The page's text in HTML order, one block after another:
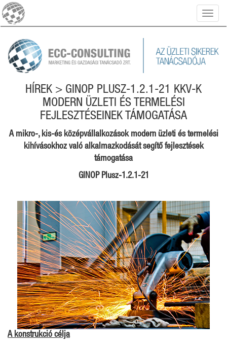
HÍREK > GINOP PLUSZ-1.2.1-21 KKV-K
MODERN ÜZLETI ÉS TERMELÉSI
FEJLESZTÉSEINEK TÁMOGATÁSA
A mikro-, kis-és középvállalkozások modern üzleti és termelési
kihívásokhoz való alkalmazkodását segítő fejlesztések
támogatása
GINOP Plusz-1.2.1-21
A konstrukció célja